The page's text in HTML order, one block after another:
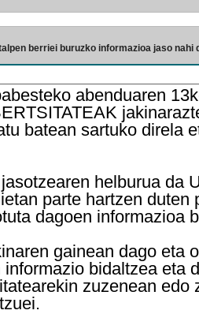
berriei buruzko informazioa jaso nahi
abenduaren
batean sartuko direla
helburua da
parte hartzen
dagoen informazioa
gainean dago eta
bidaltzea eta
zuzenean